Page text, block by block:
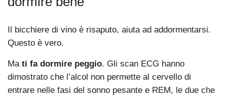
Il bicchiere di vino è risaputo, aiuta ad addormentarsi.
Questo è vero.
Ma ti fa dormire peggio. Gli scan ECG hanno
dimostrato che l’alcol non permette al cervello di
entrare nelle fasi del sonno pesante e REM, le due che